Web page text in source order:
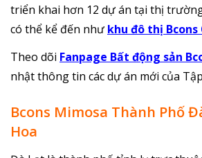
triển khai hơn 12 dự án tại thị
có thể kể đến như khu đô thị Bcons
Theo dõi Fanpage Bất động sản
nhật thông tin các dự án mới của
Bcons Mimosa Thành Phố
Hoa